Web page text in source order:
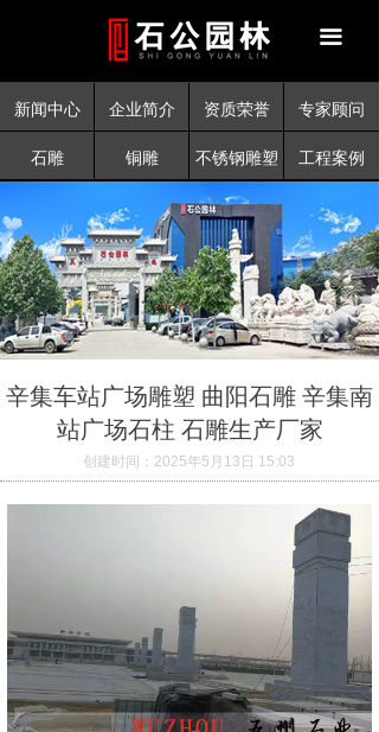
끀
新闻中心
企业简介
资质荣誉
工程案例
产品中心
联系我们
新闻中心 企业简介 资质荣誉 专家顾问
石雕 铜雕 不锈钢雕塑 工程案例
创建时间： 2025年5月13日 15:03
辛集车站广场雕塑 曲阳石雕 辛集南
站广场石柱 石雕生产厂家